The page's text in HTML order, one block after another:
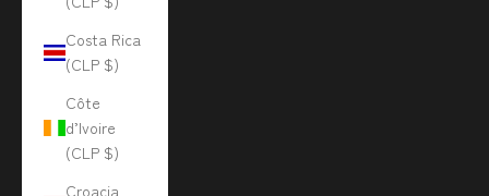
Costa Rica
(CLP $)
Côte
d’Ivoire
(CLP $)
Croacia